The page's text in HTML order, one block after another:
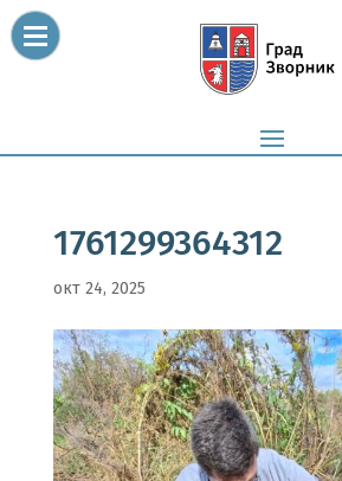
1761299364312
окт 24, 2025